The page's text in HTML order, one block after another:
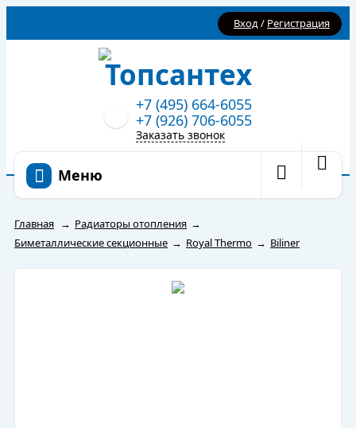
Вход/ Регистрация
+7 (495) 664-6055
+7 (926) 706-6055
Заказать звонок
Меню
Главная → Радиаторы отопления →
Биметаллические секционные → Royal Thermo → Biliner